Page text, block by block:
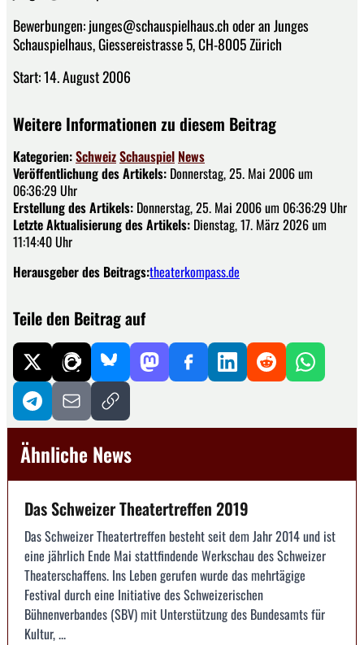
Bewerbungen: junges@schauspielhaus.ch oder an Junges
Schauspielhaus, Giessereistrasse 5, CH-8005 Zürich
Start: 14. August 2006
Weitere Informationen zu diesem Beitrag
Kategorien:SchweizSchauspiel News
Veröffentlichung des Artikels: Donnerstag, 25. Mai 2006 um
06:36:29 Uhr
Erstellung des Artikels: Donnerstag, 25. Mai 2006 um 06:36:29 Uhr
Letzte Aktualisierung des Artikels: Dienstag, 17. März 2026 um
11:14:40 Uhr
Herausgeber des Beitrags:theaterkompass.de
Teile den Beitrag auf
Ähnliche News
Das Schweizer Theatertreffen 2019
Das Schweizer Theatertreffen besteht seit dem Jahr 2014 und ist
eine jährlich Ende Mai stattfindende Werkschau des Schweizer
Theaterschaffens. Ins Leben gerufen wurde das mehrtägige
Festival durch eine Initiative des Schweizerischen
Bühnenverbandes (SBV) mit Unterstützung des Bundesamts für
Kultur, ...